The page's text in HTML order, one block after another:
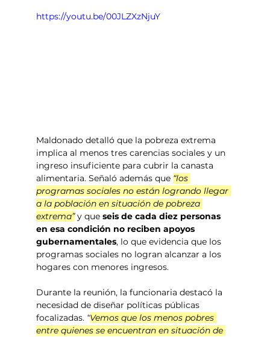
https://youtu.be/00JLZXzNjuY
Maldonado detalló que la pobreza extrema
implica al menos tres carencias sociales y un
ingreso insuficiente para cubrir la canasta
alimentaria. Señaló además que “los
programas sociales no están logrando llegar
a la población en situación de pobreza
extrema” y que seis de cada diez personas
en esa condición no reciben apoyos
gubernamentales, lo que evidencia que los
programas sociales no logran alcanzar a los
hogares con menores ingresos.
Durante la reunión, la funcionaria destacó la
necesidad de diseñar políticas públicas
focalizadas. “Vemos que los menos pobres
entre quienes se encuentran en situación de